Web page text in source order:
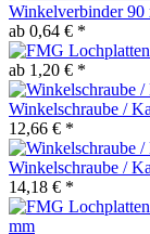
Winkelverbinder
ab 0,64 € *
ab 1,20 € *
Winkelschraube /
12,66 € *
Winkelschraube /
14,18 € *
mm